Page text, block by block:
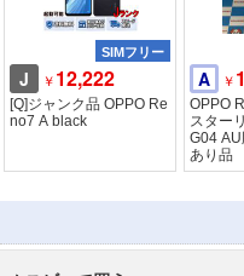
SIMフリー
J ￥12,222
[Q]ジャンク品 OPPO Re
no7 A black
A ￥
OPPO
スター
G04
あり品